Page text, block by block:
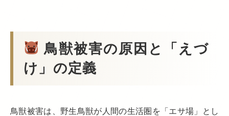
鳥獣被害の原因と「えづ
け」の定義
鳥獣被害は、野生鳥獣が人間の生活圏を「エサ場」とし